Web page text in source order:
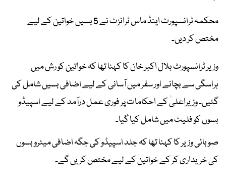
محکمہ ٹرانسپورٹ اینڈ ماس ٹرانزٹ نے 5 بسیں خواتین کے لیے
مختص کر دیں۔
وزیر ٹرانسپورٹ بلال اکبر خان کا کہنا تھا کہ خواتین کو رش میں
ہراسگی سے بچانے اور سفر میں آسانی کے لیے اضافی بسیں شامل کی
گئیں۔ وزیراعلیٰ کے احکامات پر فوری عمل درآمد کے لیے اسپیڈو
بسوں کو فلیٹ میں شامل کیا گیا۔
صوبائی وزیر کا کہنا تھا کہ جلد اسپیڈو کی جگہ اضافی میٹرو بسوں
کی خریداری کر کے خواتین کے لیے مختص کریں گے۔